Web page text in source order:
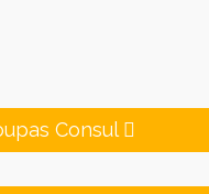
Consul